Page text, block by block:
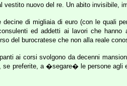
nuovo del re. Un abito invisibile,
decine di migliaia di euro (con le quali
ed addetti ai lavori che
del burocratese che non alla reale
ai corsi svolgono da decenni
se preferite, a �segare� le persone agli